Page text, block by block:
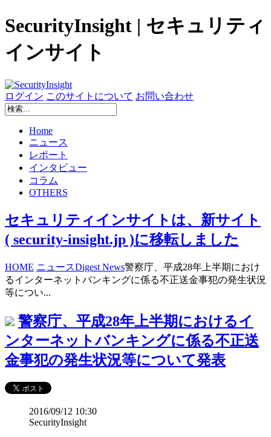
SecurityInsight | セキュリティ
インサイト
ログイン このサイトについて お問い合わせ
Home
ニュース
レポート
インタビュー
コラム
OTHERS
セキュリティインサイトは、新サイト
( security-insight.jp )に移転しました
HOME ニュースDigest News警察庁、平成28年上半期におけ
るインターネットバンキングに係る不正送金事犯の発生状況
等につい...
警察庁、平成28年上半期におけるイ
ンターネットバンキングに係る不正送
金事犯の発生状況等について発表
2016/09/12 10:30
SecurityInsight